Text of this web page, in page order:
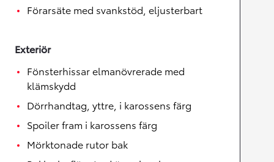
Förarsäte med svankstöd, eljusterbart
Exteriör
Fönsterhissar elmanövrerade med
klämskydd
Dörrhandtag, yttre, i karossens färg
Spoiler fram i karossens färg
Mörktonade rutor bak